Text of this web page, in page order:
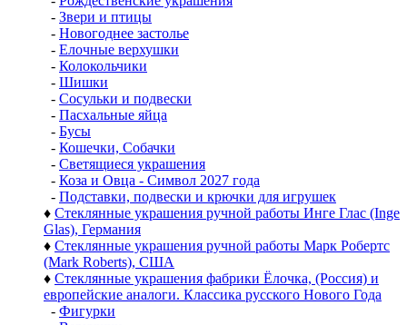
- Звери и птицы
- Новогоднее застолье
- Елочные верхушки
- Колокольчики
- Шишки
- Сосульки и подвески
- Пасхальные яйца
- Бусы
- Кошечки, Собачки
- Светящиеся украшения
- Коза и Овца - Символ 2027 года
- Подставки, подвески и крючки для игрушек
♦ Стеклянные украшения ручной работы Инге Глас (Inge
Glas), Германия
♦ Стеклянные украшения ручной работы Марк Робертс
(Mark Roberts), США
♦ Стеклянные украшения фабрики Ёлочка, (Россия) и
европейские аналоги. Классика русского Нового Года
- Фигурки